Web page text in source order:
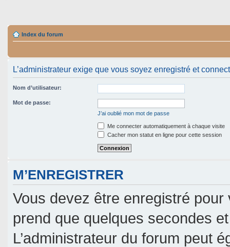
Index du forum
L’administrateur exige que vous soyez enregistré et
Nom d’utilisateur:
Mot de passe:
J’ai oublié mon mot de passe
Me connecter automatiquement à chaque visite
Cacher mon statut en ligne pour cette session
M’ENREGISTRER
Vous devez être enregistré pour
prend que quelques secondes
L’administrateur du forum peut